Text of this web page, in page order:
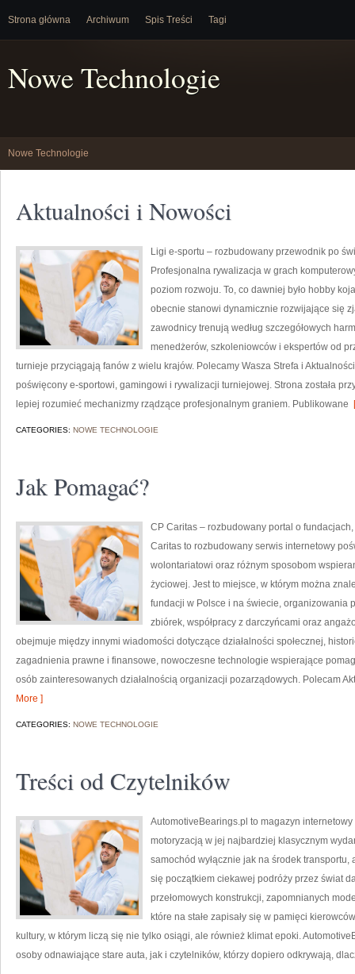
Strona główna Archiwum Spis Treści Tagi
Nowe Technologie
Nowe Technologie
Aktualności i Nowości
Ligi e-sportu – rozbudowany przewodnik po
Profesjonalna rywalizacja w grach
poziom rozwoju. To, co dawniej było hobby
obecnie stanowi dynamicznie rozwijające się
zawodnicy trenują według szczegółowych
menedżerów, szkoleniowców i ekspertów od
turnieje przyciągają fanów z wielu krajów. Polecamy Wasza Strefa i
poświęcony e-sportowi, gamingowi i rywalizacji turniejowej. Strona została
lepiej rozumieć mechanizmy rządzące profesjonalnym graniem. Publikowane
CATEGORIES: NOWE TECHNOLOGIE
Jak Pomagać?
CP Caritas – rozbudowany portal o
Caritas to rozbudowany serwis internetowy
wolontariatowi oraz różnym sposobom
życiowej. Jest to miejsce, w którym można
fundacji w Polsce i na świecie, organizowania
zbiórek, współpracy z darczyńcami oraz
obejmuje między innymi wiadomości dotyczące działalności społecznej,
zagadnienia prawne i finansowe, nowoczesne technologie wspierające
osób zainteresowanych działalnością organizacji pozarządowych. Polecam
More ]
CATEGORIES: NOWE TECHNOLOGIE
Treści od Czytelników
AutomotiveBearings.pl to magazyn
motoryzacją w jej najbardziej klasycznym
samochód wyłącznie jak na środek
się początkiem ciekawej podróży przez świat
przełomowych konstrukcji, zapomnianych
które na stałe zapisały się w pamięci
kultury, w którym liczą się nie tylko osiągi, ale również klimat epoki.
osoby odnawiające stare auta, jak i czytelników, którzy dopiero odkrywają,